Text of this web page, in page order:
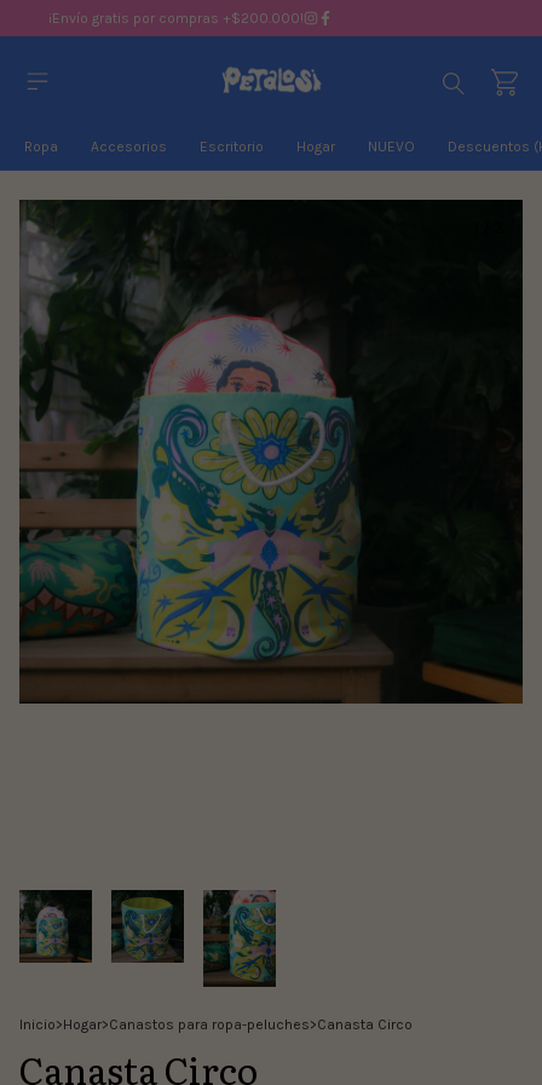
¡Envío gratis por compras +$200.000!
Ropa Accesorios Escritorio Hogar NUEVO Descuentos
Inicio>Hogar>Canastos para ropa-peluches>Canasta Circo
Canasta Circo